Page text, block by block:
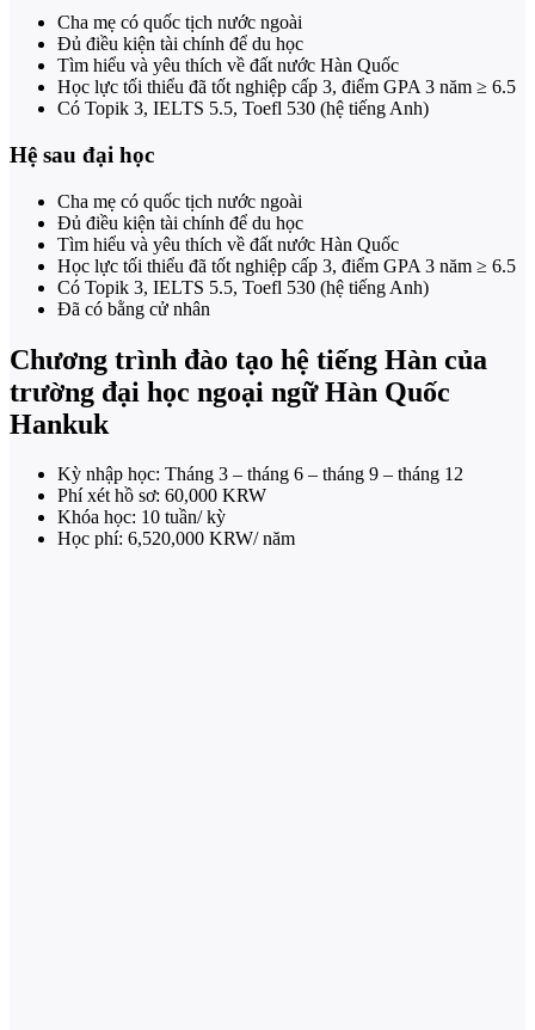
Cha mẹ có quốc tịch nước ngoài
Đủ điều kiện tài chính để du học
Tìm hiểu và yêu thích về đất nước Hàn Quốc
Học lực tối thiểu đã tốt nghiệp cấp 3, điểm GPA 3 năm ≥ 6.5
Có Topik 3, IELTS 5.5, Toefl 530 (hệ tiếng Anh)
Hệ sau đại học
Cha mẹ có quốc tịch nước ngoài
Đủ điều kiện tài chính để du học
Tìm hiểu và yêu thích về đất nước Hàn Quốc
Học lực tối thiểu đã tốt nghiệp cấp 3, điểm GPA 3 năm ≥ 6.5
Có Topik 3, IELTS 5.5, Toefl 530 (hệ tiếng Anh)
Đã có bằng cử nhân
Chương trình đào tạo hệ tiếng Hàn của
trường đại học ngoại ngữ Hàn Quốc
Hankuk
Kỳ nhập học: Tháng 3 – tháng 6 – tháng 9 – tháng 12
Phí xét hồ sơ: 60,000 KRW
Khóa học: 10 tuần/ kỳ
Học phí: 6,520,000 KRW/ năm